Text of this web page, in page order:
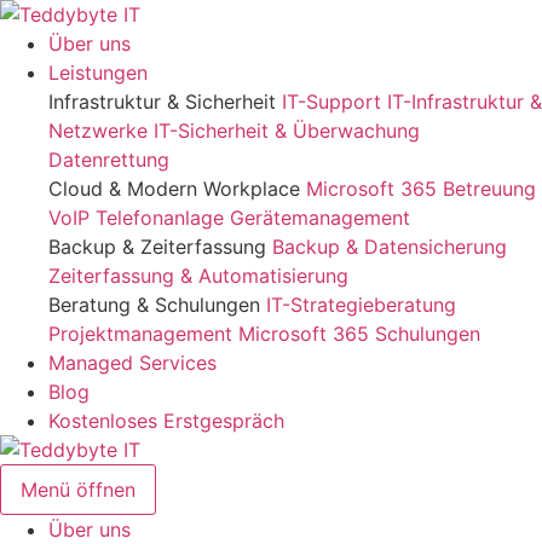
Zum
Inhalt
springen
Über uns
Leistungen
Infrastruktur & Sicherheit IT-Support IT-Infrastruktur &
Netzwerke IT-Sicherheit & Überwachung
Datenrettung
Cloud & Modern Workplace Microsoft 365 Betreuung
VoIP Telefonanlage Gerätemanagement
Backup & Zeiterfassung Backup & Datensicherung
Zeiterfassung & Automatisierung
Beratung & Schulungen IT-Strategieberatung
Projektmanagement Microsoft 365 Schulungen
Managed Services
Blog
Kostenloses Erstgespräch
Menü öffnen
Über uns